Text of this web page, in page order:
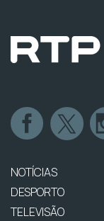
NOTÍCIAS
DESPORTO
TELEVISÃO